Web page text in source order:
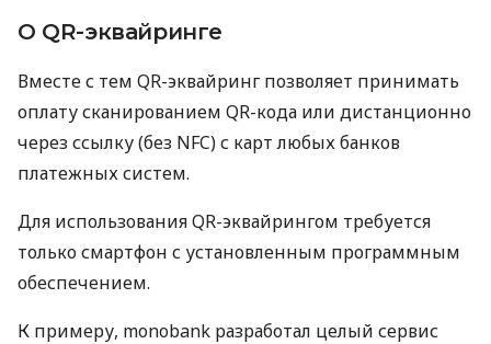
О QR-эквайринге
Вместе с тем QR-эквайринг позволяет принимать
оплату сканированием QR-кода или дистанционно
через ссылку (без NFC) с карт любых банков
платежных систем.
Для использования QR-эквайрингом требуется
только смартфон с установленным программным
обеспечением.
К примеру, monobank разработал целый сервис